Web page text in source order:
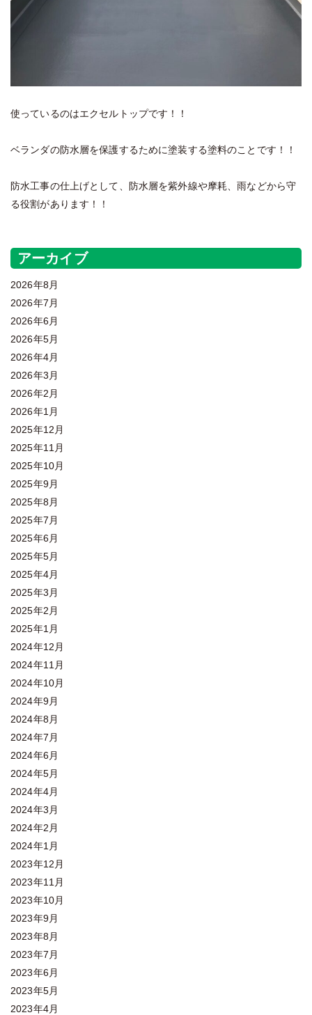
使っているのはエクセルトップです！！
ベランダの防水層を保護するために塗装する塗料のことです！！
防水工事の仕上げとして、防水層を紫外線や摩耗、雨などから守
る役割があります！！
アーカイブ
2026年8月
2026年7月
2026年6月
2026年5月
2026年4月
2026年3月
2026年2月
2026年1月
2025年12月
2025年11月
2025年10月
2025年9月
2025年8月
2025年7月
2025年6月
2025年5月
2025年4月
2025年3月
2025年2月
2025年1月
2024年12月
2024年11月
2024年10月
2024年9月
2024年8月
2024年7月
2024年6月
2024年5月
2024年4月
2024年3月
2024年2月
2024年1月
2023年12月
2023年11月
2023年10月
2023年9月
2023年8月
2023年7月
2023年6月
2023年5月
2023年4月